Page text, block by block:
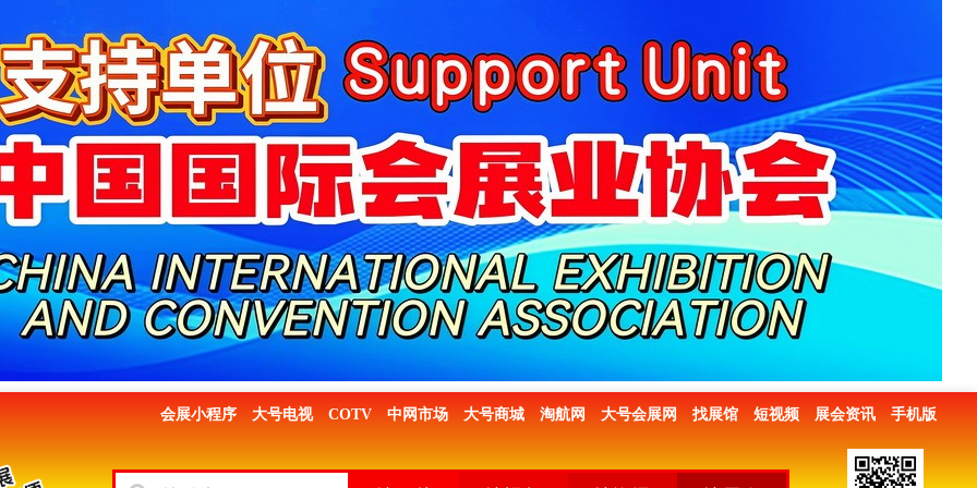
会展小程序 大号电视 COTV 中网市场 大号商城 淘航网 大号会展网 找展馆 短视频 展会资讯 手机版